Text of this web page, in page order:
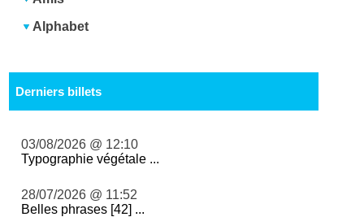
Alphabet
Derniers billets
03/08/2026 @ 12:10
Typographie végétale ...
28/07/2026 @ 11:52
Belles phrases [42] ...